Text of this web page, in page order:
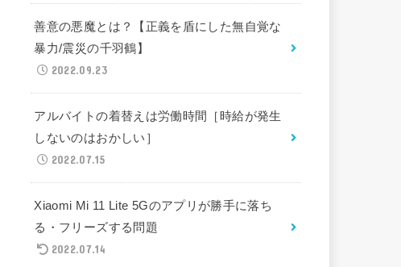
善意の悪魔とは？【正義を盾にした無自覚な
暴力/震災の千羽鶴】
2022.09.23
アルバイトの着替えは労働時間［時給が発生
しないのはおかしい］
2022.07.15
Xiaomi Mi 11 Lite 5Gのアプリが勝手に落ち
る・フリーズする問題
2022.07.14